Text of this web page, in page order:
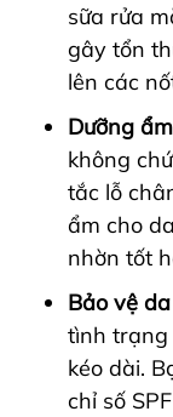
sữa rửa
gây tổn
lên các
Dưỡng
không
tắc lỗ
ẩm cho
nhờn tốt
Bảo vệ
tình trạng
kéo dài.
chỉ số